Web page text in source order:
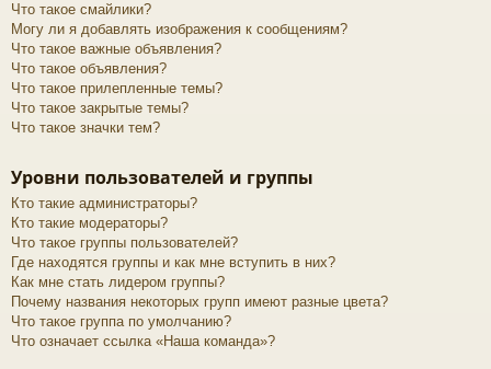
Что такое смайлики?
Могу ли я добавлять изображения к сообщениям?
Что такое важные объявления?
Что такое объявления?
Что такое прилепленные темы?
Что такое закрытые темы?
Что такое значки тем?
Уровни пользователей и группы
Кто такие администраторы?
Кто такие модераторы?
Что такое группы пользователей?
Где находятся группы и как мне вступить в них?
Как мне стать лидером группы?
Почему названия некоторых групп имеют разные цвета?
Что такое группа по умолчанию?
Что означает ссылка «Наша команда»?